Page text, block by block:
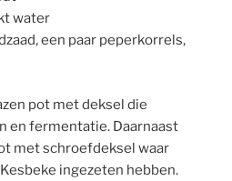
water
een paar peperkorrels,
pot met deksel die
en fermentatie. Daarnaast
met schroefdeksel waar
ingezeten hebben.